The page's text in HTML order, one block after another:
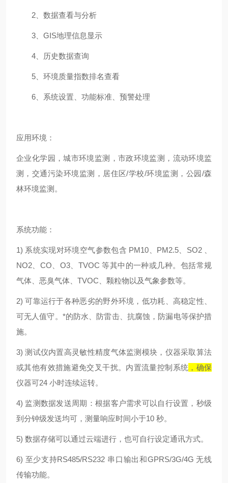
2、数据查看与分析
3、GIS地理信息显示
4、历史数据查询
5、环境质量指数排名查看
6、系统设置、功能标准、预警处理
应用环境：
企业化学园，城市环境监测，市政环境监测，流动环境监
测，交通污染环境监测，居住区/学校/环境监测，公园/森
林环境监测。
系统功能：
1) 系统实现对环境空气参数包含 PM10、PM2.5、SO2 、
NO2、CO、O3、TVOC 等其中的一种或几种。包括常规
气体、恶臭气体、TVOC、颗粒物以及气象参数等。
2) 可靠运行于各种恶劣的野外环境，低功耗、高稳定性、
可无人值守。*的防水、防雷击、抗腐蚀，防漏电等保护措
施。
3) 测试仪内置高灵敏性精度气体监测模块，仪器采取算法
或其他有效措施避免交叉干扰。内置流量控制系统 ，确保
仪器可24 小时连续运转。
4) 监测数据发送周期：根据客户需求可以自行设置，秒级
到分钟级发送均可，测量响应时间小于10 秒。
5) 数据存储可以通过云端进行，也可自行设定通讯方式。
6) 至少支持RS485/RS232 串口输出和GPRS/3G/4G 无线
传输功能。